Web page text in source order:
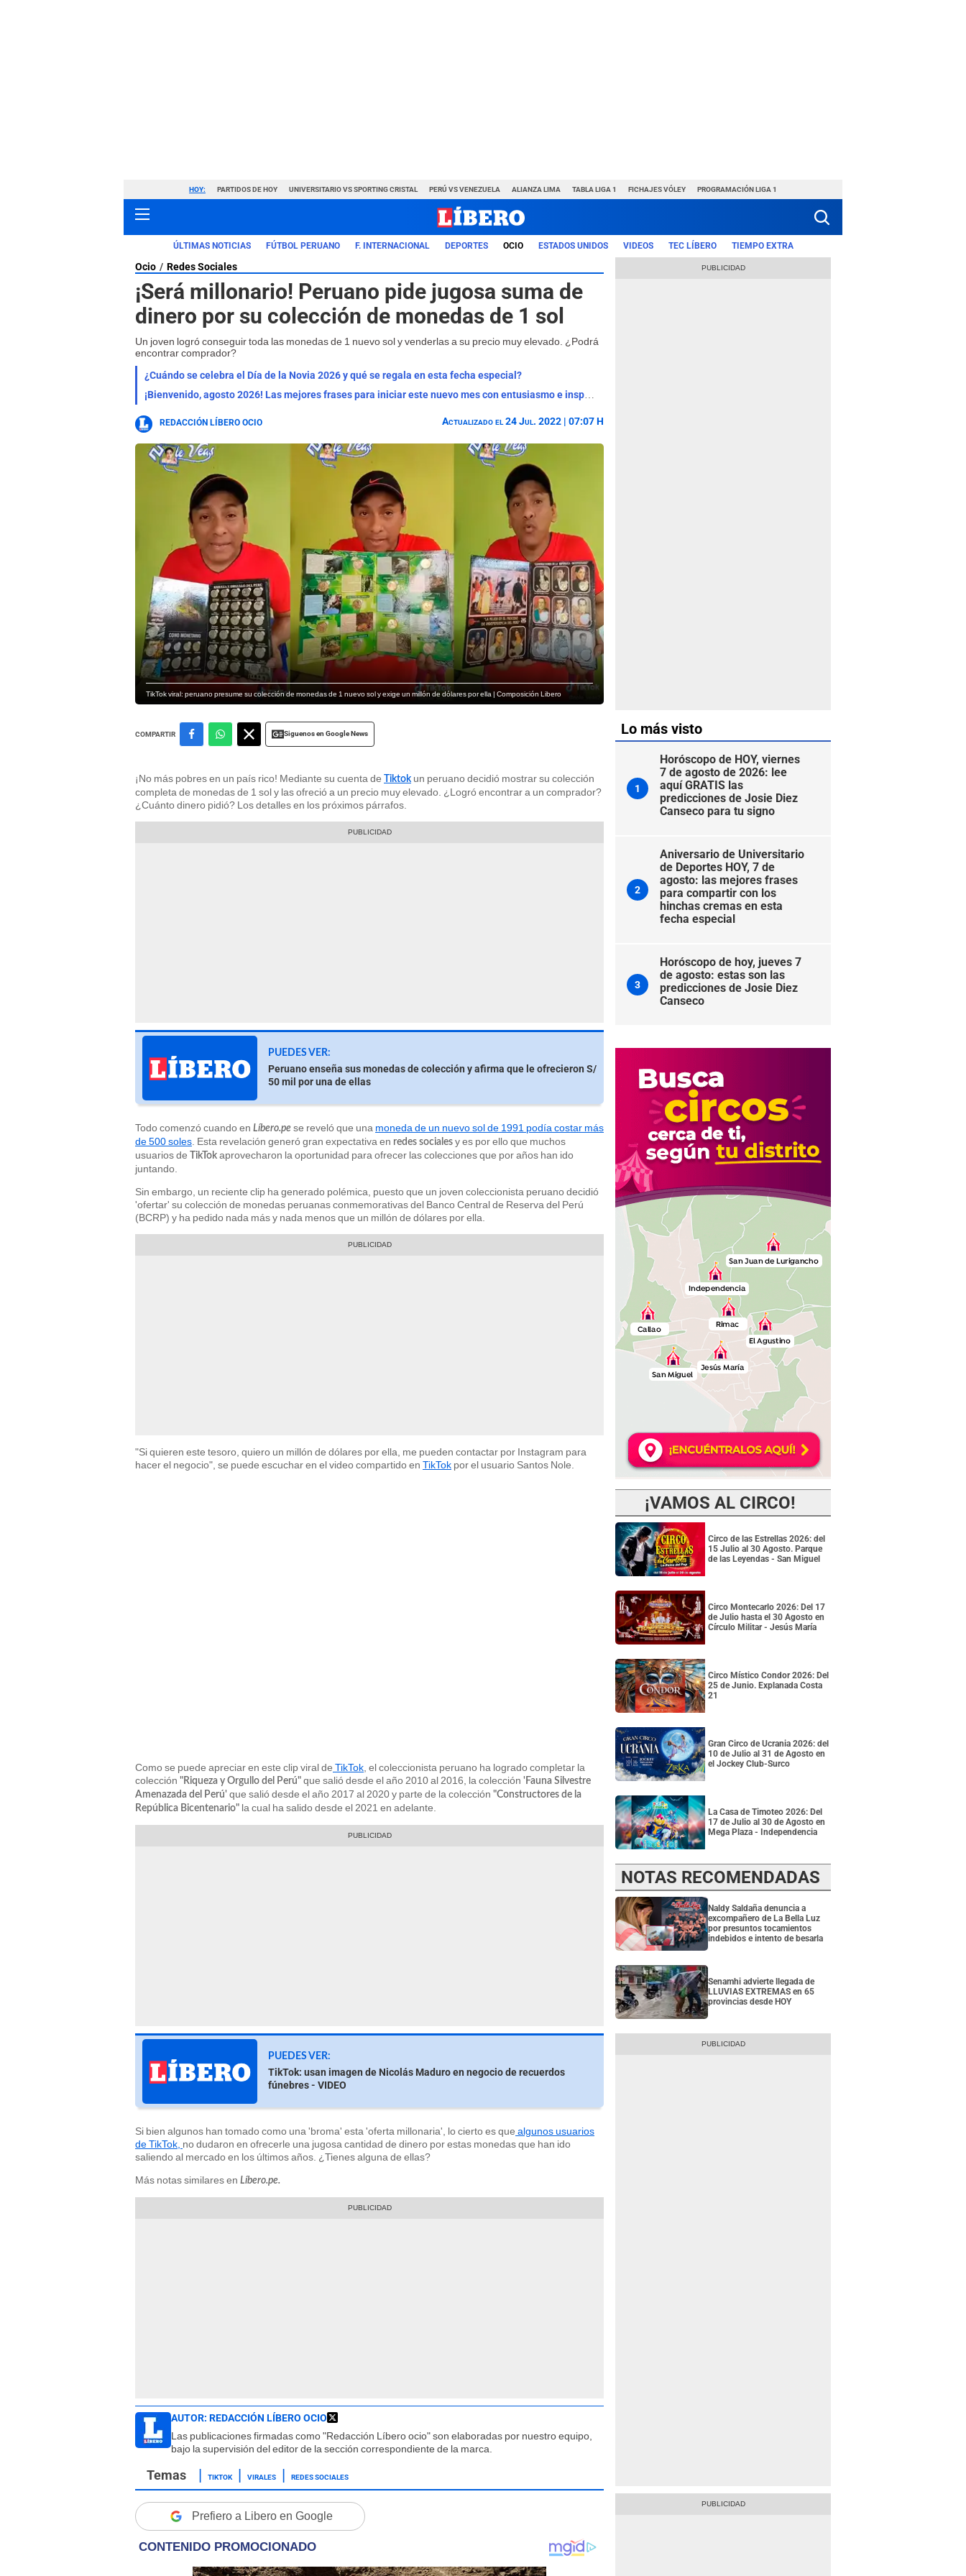
HOY: PARTIDOS DE HOY UNIVERSITARIO VS SPORTING CRISTAL PERÚ VS VENEZUELA ALIANZA LIMA TABLA LIGA 1 FICHAJES VÓLEY PROGRAMACIÓN LIGA 1
ÚLTIMAS NOTICIAS FÚTBOL PERUANO F. INTERNACIONAL DEPORTES OCIO ESTADOS UNIDOS VIDEOS TEC LÍBERO TIEMPO EXTRA
Ocio Redes Sociales
¡Será millonario! Peruano pide jugosa suma de
dinero por su colección de monedas de 1 sol
Un joven logró conseguir toda las monedas de 1 nuevo sol y venderlas a su precio muy elevado. ¿Podrá
encontrar comprador?
¿Cuándo se celebra el Día de la Novia 2026 y qué se regala en esta fecha especial?
¡Bienvenido, agosto 2026! Las mejores frases para iniciar este nuevo mes con entusiasmo e inspiración
REDACCIÓN LÍBERO OCIO Actualizado el 24 Jul. 2022 | 07:07 H
TikTok viral: peruano presume su colección de monedas de 1 nuevo sol y exige un millón de dólares por ella | Composición Libero
COMPARTIR Siguenos en Google News
¡No más pobres en un país rico! Mediante su cuenta de Tiktok un peruano decidió mostrar su colección
completa de monedas de 1 sol y las ofreció a un precio muy elevado. ¿Logró encontrar a un comprador?
¿Cuánto dinero pidió? Los detalles en los próximos párrafos.
PUEDES VER:
Peruano enseña sus monedas de colección y afirma que le ofrecieron S/
50 mil por una de ellas
Todo comenzó cuando en Líbero.pe se reveló que una moneda de un nuevo sol de 1991 podía costar más
de 500 soles . Esta revelación generó gran expectativa en redes sociales y es por ello que muchos
usuarios de TikTok aprovecharon la oportunidad para ofrecer las colecciones que por años han ido
juntando.
Sin embargo, un reciente clip ha generado polémica, puesto que un joven coleccionista peruano decidió
'ofertar' su colección de monedas peruanas conmemorativas del Banco Central de Reserva del Perú
(BCRP) y ha pedido nada más y nada menos que un millón de dólares por ella.
"Si quieren este tesoro, quiero un millón de dólares por ella, me pueden contactar por Instagram para
hacer el negocio", se puede escuchar en el video compartido en TikTok por el usuario Santos Nole.
Como se puede apreciar en este clip viral de TikTok , el coleccionista peruano ha logrado completar la
colección "Riqueza y Orgullo del Perú" que salió desde el año 2010 al 2016, la colección 'Fauna Silvestre
Amenazada del Perú' que salió desde el año 2017 al 2020 y parte de la colección "Constructores de la
República Bicentenario" la cual ha salido desde el 2021 en adelante.
PUEDES VER:
TikTok: usan imagen de Nicolás Maduro en negocio de recuerdos
fúnebres - VIDEO
Si bien algunos han tomado como una 'broma' esta 'oferta millonaria', lo cierto es que algunos usuarios
de TikTok, no dudaron en ofrecerle una jugosa cantidad de dinero por estas monedas que han ido
saliendo al mercado en los últimos años. ¿Tienes alguna de ellas?
Más notas similares en Líbero.pe.
AUTOR: REDACCIÓN LÍBERO OCIO
Las publicaciones firmadas como "Redacción Líbero ocio" son elaboradas por nuestro equipo,
bajo la supervisión del editor de la sección correspondiente de la marca.
TIKTOK VIRALES REDES SOCIALES
Prefiero a Libero en Google
Lo más visto
1
Horóscopo de HOY, viernes
7 de agosto de 2026: lee
aquí GRATIS las
predicciones de Josie Diez
Canseco para tu signo
2
Aniversario de Universitario
de Deportes HOY, 7 de
agosto: las mejores frases
para compartir con los
hinchas cremas en esta
fecha especial
3
Horóscopo de hoy, jueves 7
de agosto: estas son las
predicciones de Josie Diez
Canseco
¡VAMOS AL CIRCO!
Circo de las Estrellas 2026: del
15 Julio al 30 Agosto. Parque
de las Leyendas - San Miguel
Circo Montecarlo 2026: Del 17
de Julio hasta el 30 Agosto en
Círculo Militar - Jesús María
Circo Místico Condor 2026: Del
25 de Junio. Explanada Costa
21
Gran Circo de Ucrania 2026: del
10 de Julio al 31 de Agosto en
el Jockey Club-Surco
La Casa de Timoteo 2026: Del
17 de Julio al 30 de Agosto en
Mega Plaza - Independencia
NOTAS RECOMENDADAS
Naldy Saldaña denuncia a
excompañero de La Bella Luz
por presuntos tocamientos
indebidos e intento de besarla
Senamhi advierte llegada de
LLUVIAS EXTREMAS en 65
provincias desde HOY